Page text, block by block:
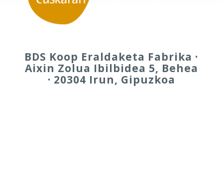
BDS Koop Eraldaketa Fabrika ·
Aixin Zolua Ibilbidea 5, Behea
· 20304 Irun, Gipuzkoa